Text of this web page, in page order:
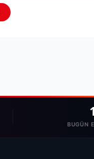
1
BUGÜN